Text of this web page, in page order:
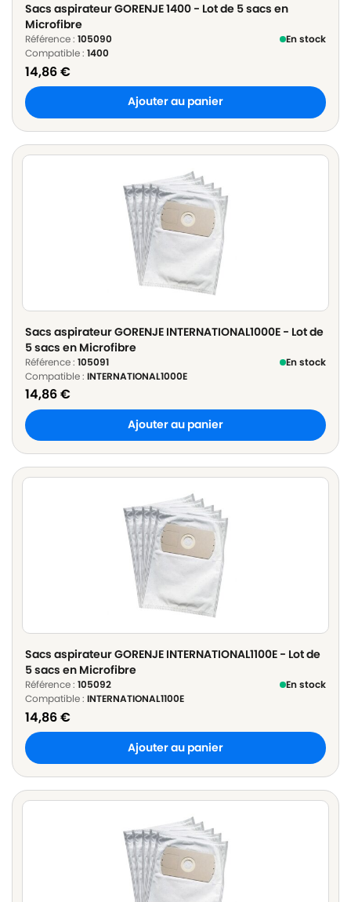
Sacs aspirateur GORENJE 1400 - Lot de 5 sacs en
Microfibre
Référence : 105090
En stock
Compatible : 1400
14,86€
Ajouter au panier
Sacs aspirateur GORENJE INTERNATIONAL1000E - Lot de
5 sacs en Microfibre
Référence : 105091
En stock
Compatible : INTERNATIONAL1000E
14,86€
Ajouter au panier
Sacs aspirateur GORENJE INTERNATIONAL1100E - Lot de
5 sacs en Microfibre
Référence : 105092
En stock
Compatible : INTERNATIONAL1100E
14,86€
Ajouter au panier